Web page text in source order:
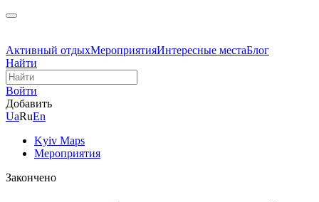
Активный отдыхМероприятияИнтересные местаБлог
Найти
Войти
Добавить
UaRuEn
Kyiv Maps
Мероприятия
Закончено